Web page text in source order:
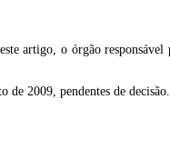
o órgão responsável
de 2009, pendentes de decisão.